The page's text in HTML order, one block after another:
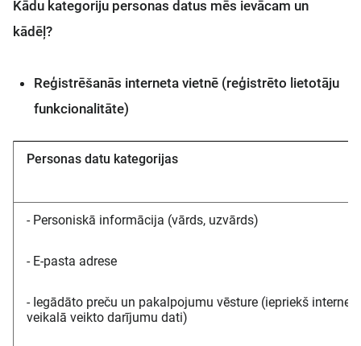
Kādu kategoriju personas datus mēs ievācam un
kādēļ?
Reģistrēšanās interneta vietnē (reģistrēto lietotāju
funkcionalitāte)
Personas datu kategorijas
- Personiskā informācija (vārds, uzvārds)
- E-pasta adrese
- Iegādāto preču un pakalpojumu vēsture (iepriekš interneta
veikalā veikto darījumu dati)